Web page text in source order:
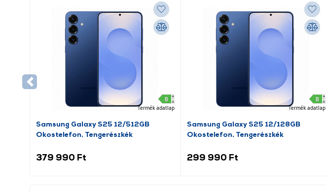
Termék adatlap
Samsung Galaxy S25 12/512GB
Okostelefon, Tengerészkék
379 990 Ft
Termék adatlap
Samsung Galaxy S25 12/128GB
Okostelefon, Tengerészkék
299 990 Ft